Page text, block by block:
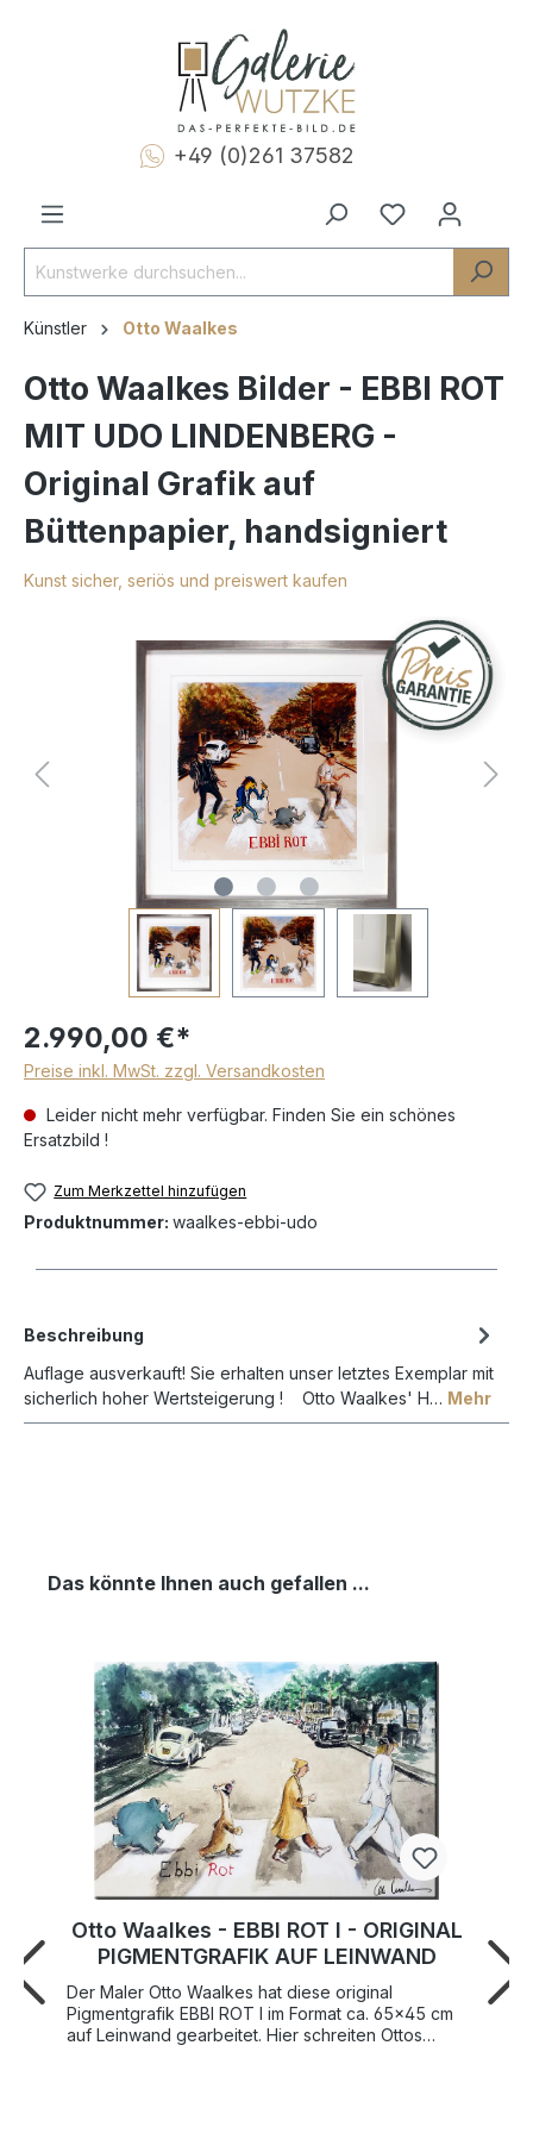
+49 (0)261 37582
Künstler Otto Waalkes
Otto Waalkes Bilder - EBBI ROT
MIT UDO LINDENBERG -
Original Grafik auf
Büttenpapier, handsigniert
Kunst sicher, seriös und preiswert kaufen
2.990,00 €*
Preise inkl. MwSt. zzgl. Versandkosten
Leider nicht mehr verfügbar. Finden Sie ein schönes
Ersatzbild !
Zum Merkzettel hinzufügen
Produktnummer: waalkes-ebbi-udo
Beschreibung
Auflage ausverkauft! Sie erhalten unser letztes Exemplar mit
sicherlich hoher Wertsteigerung ! Otto Waalkes' H… Mehr
Das könnte Ihnen auch gefallen ...
Otto Waalkes - EBBI ROT I - ORIGINAL
PIGMENTGRAFIK AUF LEINWAND
Der Maler Otto Waalkes hat diese original
Pigmentgrafik EBBI ROT I im Format ca. 65x45 cm
auf Leinwand gearbeitet. Hier schreiten Ottos